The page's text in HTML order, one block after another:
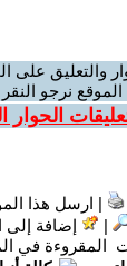
والتعليق على
نرجو
الحوار
| ارسل هذا
| إضافة إلى
في